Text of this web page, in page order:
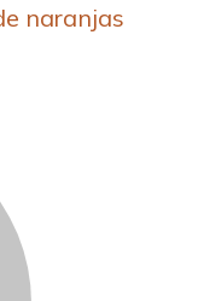
naranjas